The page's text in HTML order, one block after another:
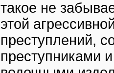
такое не
этой
преступлений,
преступниками